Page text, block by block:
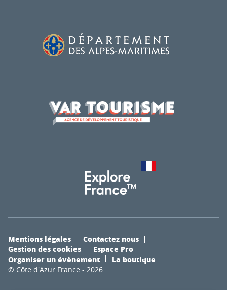
© Côte d'Azur France - 2026
Mentions légales
Contactez nous
Gestion des cookies
Espace Pro
Organiser un évènement
La boutique